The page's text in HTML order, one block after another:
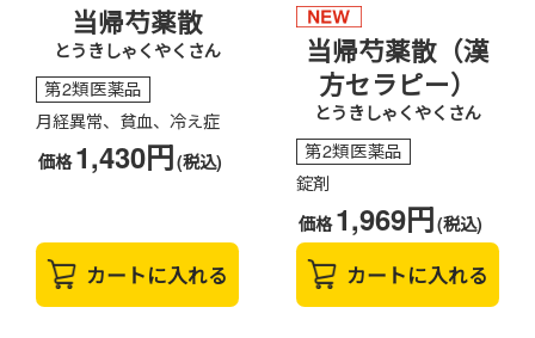
当帰芍薬散
とうきしゃくやくさん
第2類医薬品
月経異常、貧血、冷え症
価格1,430円(税込)
カートに入れる
当帰芍薬散（漢
方セラピー）
とうきしゃくやくさん
第2類医薬品
錠剤
価格1,969円(税込)
カートに入れる